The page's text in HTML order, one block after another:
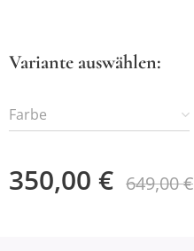
Variante auswählen:
Farbe
350,00 € 649,00€